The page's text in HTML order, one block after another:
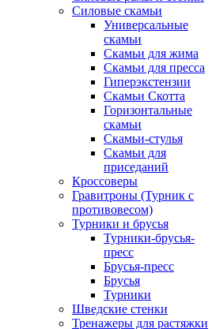
Силовые скамьи
Универсальные
скамьи
Скамьи для жима
Скамьи для пресса
Гиперэкстензии
Скамьи Скотта
Горизонтальные
скамьи
Скамьи-стулья
Скамьи для
приседаний
Кроссоверы
Гравитроны (Турник с
противовесом)
Турники и брусья
Турники-брусья-
пресс
Брусья-пресс
Брусья
Турники
Шведские стенки
Тренажеры для растяжки